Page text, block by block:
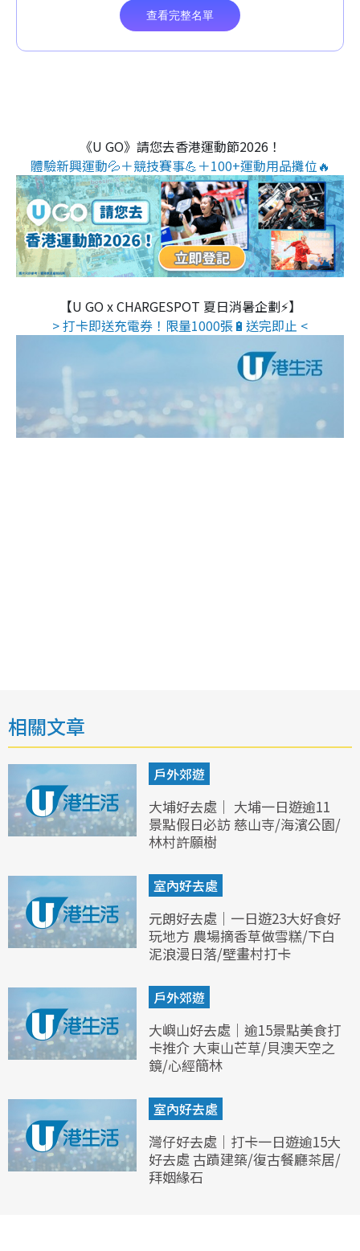
《U GO》請您去香港運動節2026！
體驗新興運動💦＋競技賽事💪＋100+運動用品攤位🔥
【U GO x CHARGESPOT 夏日消暑企劃⚡】
> 打卡即送充電券！限量1000張🔋送完即止 <
相關文章
戶外郊遊
大埔好去處｜ 大埔一日遊逾11
景點假日必訪 慈山寺/海濱公園/
林村許願樹
室內好去處
元朗好去處｜一日遊23大好食好
玩地方 農場摘香草做雪糕/下白
泥浪漫日落/壁畫村打卡
戶外郊遊
大嶼山好去處｜逾15景點美食打
卡推介 大東山芒草/貝澳天空之
鏡/心經簡林
室內好去處
灣仔好去處｜打卡一日遊逾15大
好去處 古蹟建築/復古餐廳茶居/
拜姻緣石